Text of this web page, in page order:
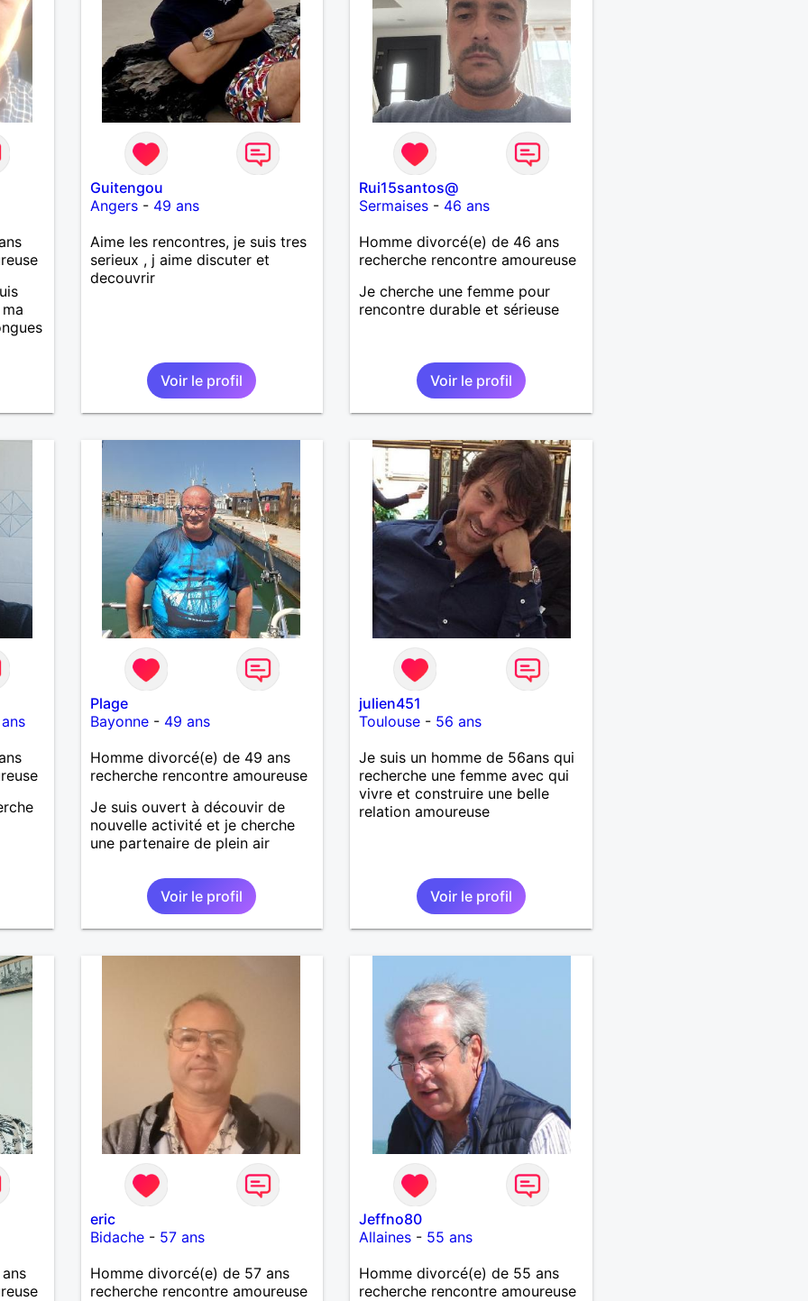
»
que
et
le
Guitengou
Angers- 49 ans
Aime les rencontres, je suis tres
serieux , j aime discuter et
decouvrir
Voir le profil
Rui15santos@
Sermaises - 46 ans
Homme divorcé(e) de 46 ans
recherche rencontre amoureuse
Je cherche une femme pour
rencontre durable et sérieuse
Voir le profil
Plage
Bayonne- 49 ans
Homme divorcé(e) de 49 ans
recherche rencontre amoureuse
Je suis ouvert à découvir de
nouvelle activité et je cherche
une partenaire de plein air
Voir le profil
julien451
Toulouse - 56 ans
Je suis un homme de 56ans qui
recherche une femme avec qui
vivre et construire une belle
relation amoureuse
Voir le profil
eric
Bidache- 57 ans
Homme divorcé(e) de 57 ans
recherche rencontre amoureuse
Jeffno80
Allaines - 55 ans
Homme divorcé(e) de 55 ans
recherche rencontre amoureuse